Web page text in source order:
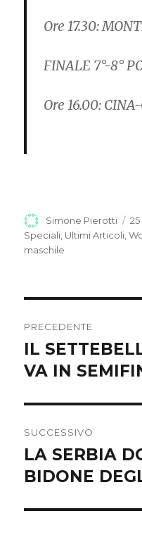
Ore 17.30:
FINALE 7°-8°
Ore 16.00:
Autore
Simone Pierotti
il
Speciali Ultimi Articoli ,
maschile
articoli
PRECEDENTE
Articolo
precedente:
IL
VA IN
SUCCESSIVO
Articolo
successivo:
LA SERBIA
BIDONE